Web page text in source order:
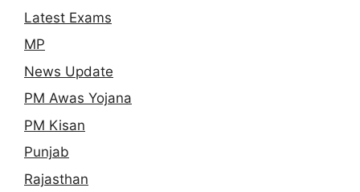
Latest Exams
MP
News Update
PM Awas Yojana
PM Kisan
Punjab
Rajasthan